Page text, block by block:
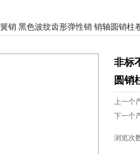
销 黑色波纹齿形弹性销 销轴圆销柱
非标
圆销
上一个
下一个
浏览次